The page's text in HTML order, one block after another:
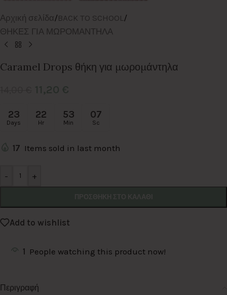
Αρχική σελίδα/BACK TO SCHOOL/
ΘΗΚΕΣ ΓΙΑ ΜΩΡΟΜΑΝΤΗΛΑ
Caramel Drops θήκη για μωρομάντηλα
23
Days
22
Hr
53
Min
07
Sc
17 Items sold in last month
- +
Alternative:
Add to wishlist
1 People watching this product now!
Περιγραφή